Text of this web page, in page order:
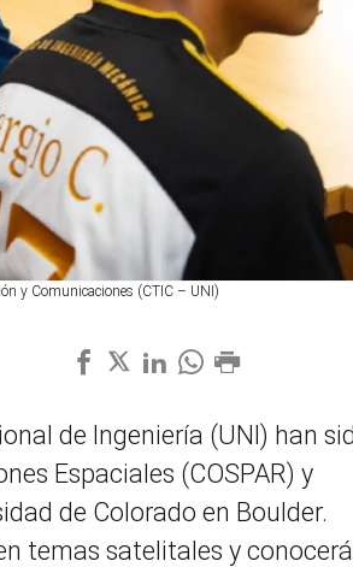
y Comunicaciones (CTIC – UNI)
de Ingeniería (UNI) han
Espaciales (COSPAR) y
de Colorado en Boulder.
temas satelitales y